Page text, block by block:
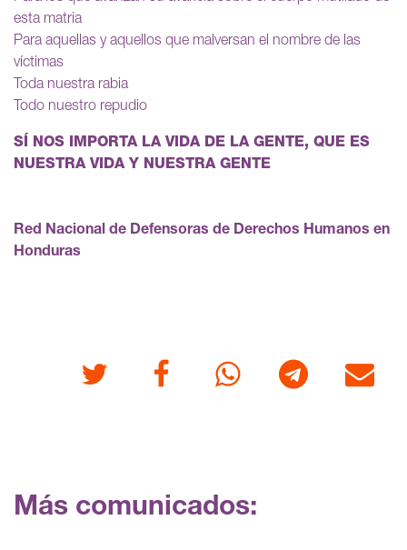
esta matria
Para aquellas y aquellos que malversan el nombre de las
víctimas
Toda nuestra rabia
Todo nuestro repudio
SÍ NOS IMPORTA LA VIDA DE LA GENTE, QUE ES
NUESTRA VIDA Y NUESTRA GENTE
Red Nacional de Defensoras de Derechos Humanos en
Honduras
Twitter FacebookWhatsappTelegram Correo
Más comunicados: